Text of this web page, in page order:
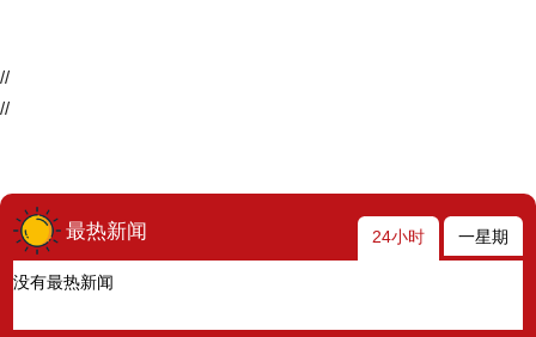
//
//
最热新闻 24小时 一星期
没有最热新闻